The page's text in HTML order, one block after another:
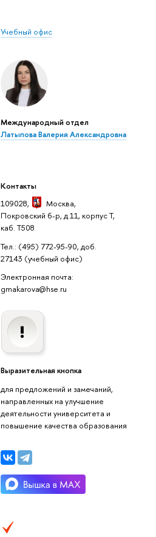
Учебный офис
Международный отдел
Латыпова Валерия Александровна
Контакты
109028,
Москва,
Покровский б-р, д.11, корпус Т,
каб. Т508
Тел.: (495) 772-95-90, доб.
27143 (учебный офис)
Электронная почта:
gmakarova@hse.ru
Выразительная кнопка
для предложений и замечаний,
направленных на улучшение
деятельности университета и
повышение качества образования